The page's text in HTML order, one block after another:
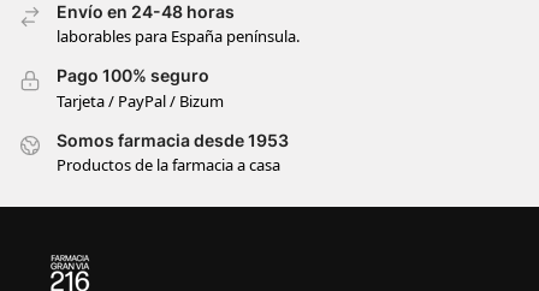
Envío en 24-48 horas
laborables para España península.
Pago 100% seguro
Tarjeta / PayPal / Bizum
Somos farmacia desde 1953
Productos de la farmacia a casa